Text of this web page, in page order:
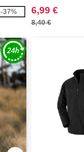
-37% 6,99 €
8,40 €